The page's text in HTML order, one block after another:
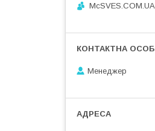
McSVES.COM.UA
Менеджер